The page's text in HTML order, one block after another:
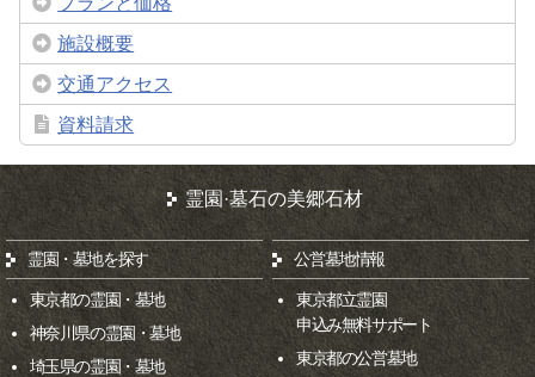
施設概要
交通アクセス
資料請求
霊園·墓石の美郷石材
霊園・墓地を探す
東京都の霊園・墓地
神奈川県の霊園・墓地
埼玉県の霊園・墓地
公営墓地情報
東京都立霊園
申込み無料サポート
東京都の公営墓地